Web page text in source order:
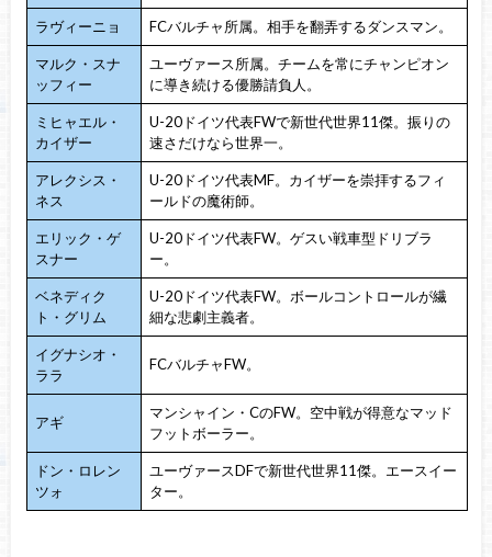
ラヴィーニョ FCバルチャ所属。相手を翻弄するダンスマン。
マルク・スナ
ッフィー
ユーヴァース所属。チームを常にチャンピオン
に導き続ける優勝請負人。
ミヒャエル・
カイザー
U-20ドイツ代表FWで新世代世界11傑。振りの
速さだけなら世界一。
アレクシス・
ネス
U-20ドイツ代表MF。カイザーを崇拝するフィ
ールドの魔術師。
エリック・ゲ
スナー
U-20ドイツ代表FW。ゲスい戦車型ドリブラ
ー。
ベネディク
ト・グリム
U-20ドイツ代表FW。ボールコントロールが繊
細な悲劇主義者。
イグナシオ・
ララ
FCバルチャFW。
アギ
マンシャイン・CのFW。空中戦が得意なマッド
フットボーラー。
ドン・ロレン
ツォ
ユーヴァースDFで新世代世界11傑。エースイー
ター。